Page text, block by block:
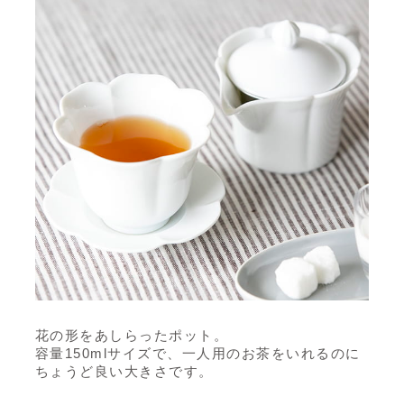
花の形をあしらったポット。
容量150mlサイズで、一人用のお茶をいれるのに
ちょうど良い大きさです。